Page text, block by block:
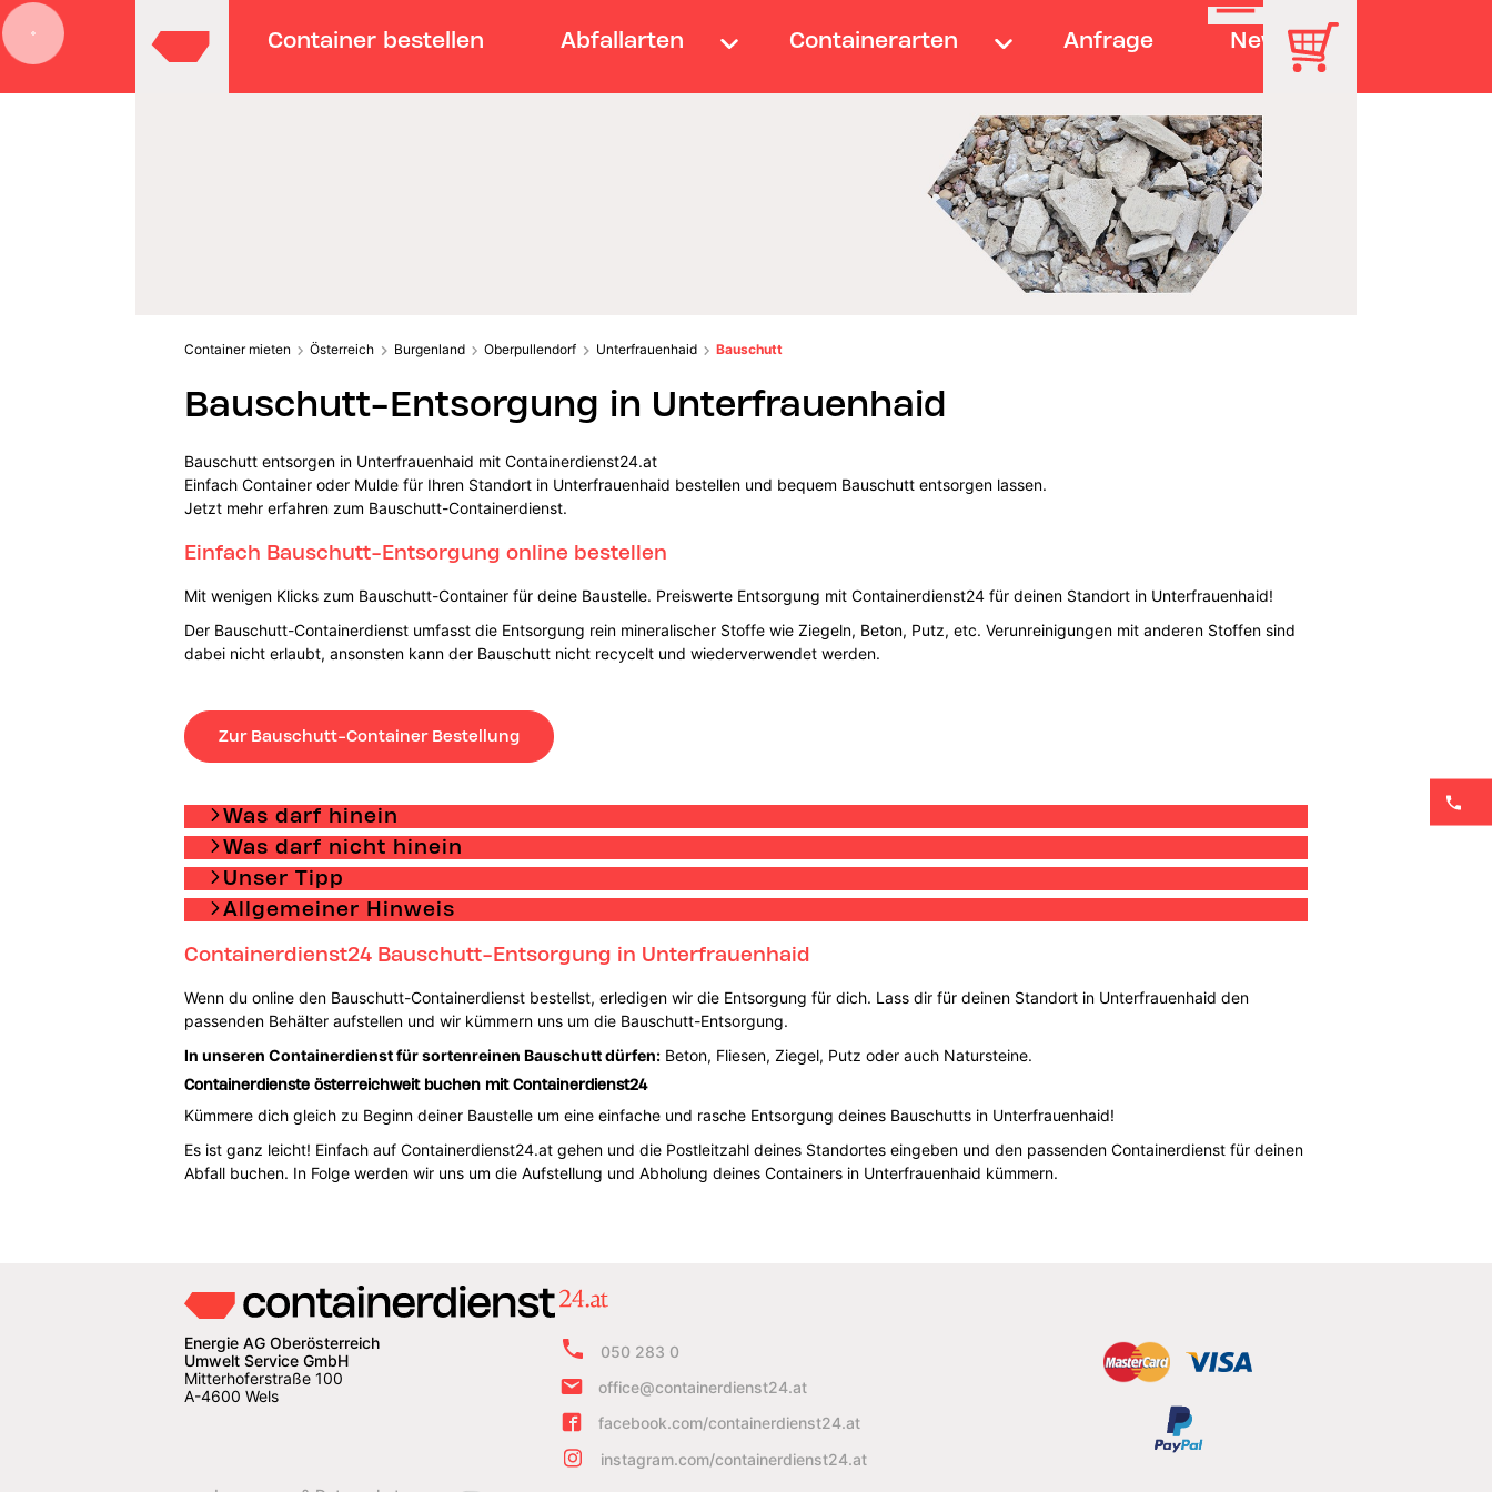
Container bestellen Abfallarten Containerarten Anfrage News
Container mieten Österreich Burgenland Oberpullendorf Unterfrauenhaid Bauschutt
Bauschutt-Entsorgung in Unterfrauenhaid
Bauschutt entsorgen in Unterfrauenhaid mit Containerdienst24.at
Einfach Container oder Mulde für Ihren Standort in Unterfrauenhaid bestellen und bequem Bauschutt entsorgen lassen.
Jetzt mehr erfahren zum Bauschutt-Containerdienst.
Einfach Bauschutt-Entsorgung online bestellen
Mit wenigen Klicks zum Bauschutt-Container für deine Baustelle. Preiswerte Entsorgung mit Containerdienst24 für deinen Standort in Unterfrauenhaid!
Der Bauschutt-Containerdienst umfasst die Entsorgung rein mineralischer Stoffe wie Ziegeln, Beton, Putz, etc. Verunreinigungen mit anderen Stoffen sind
dabei nicht erlaubt, ansonsten kann der Bauschutt nicht recycelt und wiederverwendet werden.
Zur Bauschutt-Container Bestellung
Was darf hinein
Was darf nicht hinein
Unser Tipp
Allgemeiner Hinweis
Containerdienst24 Bauschutt-Entsorgung in Unterfrauenhaid
Wenn du online den Bauschutt-Containerdienst bestellst, erledigen wir die Entsorgung für dich. Lass dir für deinen Standort in Unterfrauenhaid den
passenden Behälter aufstellen und wir kümmern uns um die Bauschutt-Entsorgung.
In unseren Containerdienst für sortenreinen Bauschutt dürfen:Beton, Fliesen, Ziegel, Putz oder auch Natursteine.
Containerdienste österreichweit buchen mit Containerdienst24
Kümmere dich gleich zu Beginn deiner Baustelle um eine einfache und rasche Entsorgung deines Bauschutts in Unterfrauenhaid!
Es ist ganz leicht! Einfach auf Containerdienst24.at gehen und die Postleitzahl deines Standortes eingeben und den passenden Containerdienst für deinen
Abfall buchen. In Folge werden wir uns um die Aufstellung und Abholung deines Containers in Unterfrauenhaid kümmern.
Energie AG Oberösterreich
Umwelt Service GmbH
Mitterhoferstraße 100
A-4600 Wels
050 283 0
office@containerdienst24.at
facebook.com/containerdienst24.at
instagram.com/containerdienst24.at